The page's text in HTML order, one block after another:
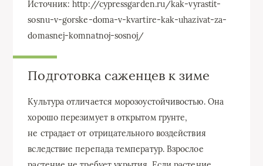
Источник: http://cypressgarden.ru/kak-vyrastit-
sosnu-v-gorske-doma-v-kvartire-kak-uhazivat-za-
domasnej-komnatnoj-sosnoj/
Подготовка саженцев к зиме
Культура отличается морозоустойчивостью. Она
хорошо перезимует в открытом грунте,
не страдает от отрицательного воздействия
вследствие перепада температур. Взрослое